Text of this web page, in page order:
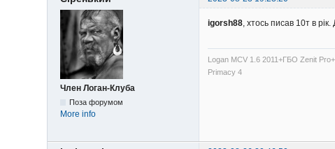
Член Логан-Клуба
Поза форумом
More info
igorsh88, хтось писав 10т в
Logan MCV 1.6 2011+ГБО Zenit
Primacy 4